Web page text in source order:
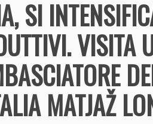
SI
VISITA
MATJAŽ